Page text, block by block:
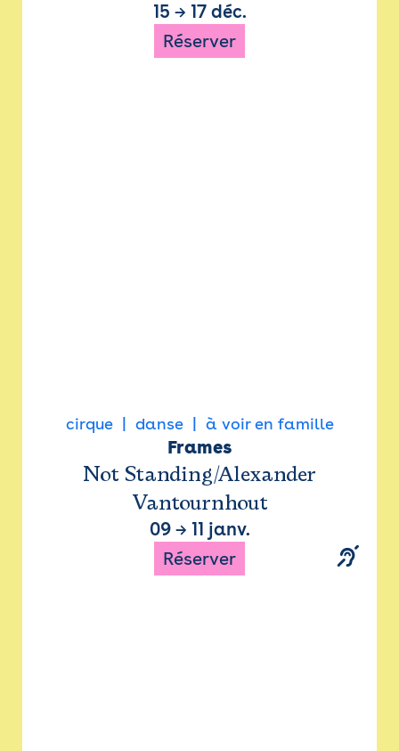
15 → 17 déc.
Réserver
cirque danse à voir en famille
Frames
Not Standing/Alexander
Vantournhout
09→ 11 janv.
Réserver